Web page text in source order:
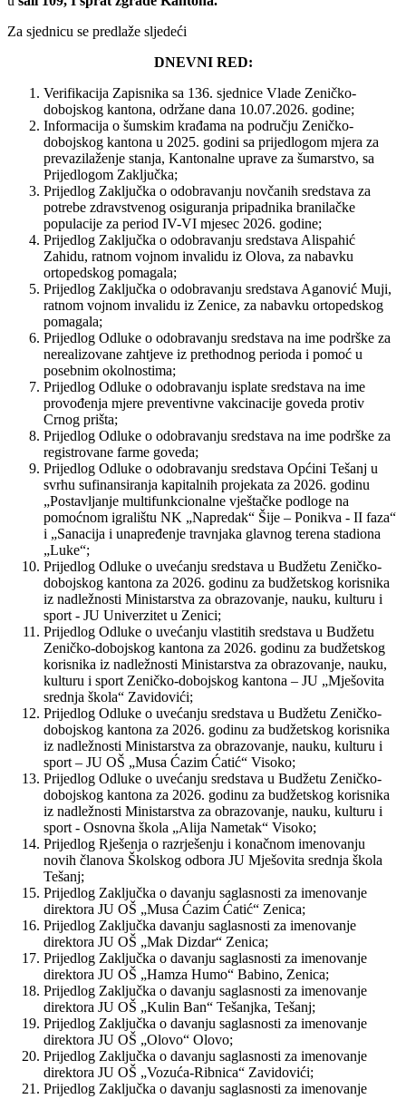
Za sjednicu se predlaže sljedeći
DNEVNI RED:
Verifikacija Zapisnika sa 136. sjednice Vlade Zeničko-
dobojskog kantona, održane dana 10.07.2026. godine;
Informacija o šumskim krađama na području Zeničko-
dobojskog kantona u 2025. godini sa prijedlogom mjera za
prevazilaženje stanja, Kantonalne uprave za šumarstvo, sa
Prijedlogom Zaključka;
Prijedlog Zaključka o odobravanju novčanih sredstava za
potrebe zdravstvenog osiguranja pripadnika branilačke
populacije za period IV-VI mjesec 2026. godine;
Prijedlog Zaključka o odobravanju sredstava Alispahić
Zahidu, ratnom vojnom invalidu iz Olova, za nabavku
ortopedskog pomagala;
Prijedlog Zaključka o odobravanju sredstava Aganović Muji,
ratnom vojnom invalidu iz Zenice, za nabavku ortopedskog
pomagala;
Prijedlog Odluke o odobravanju sredstava na ime podrške za
nerealizovane zahtjeve iz prethodnog perioda i pomoć u
posebnim okolnostima;
Prijedlog Odluke o odobravanju isplate sredstava na ime
provođenja mjere preventivne vakcinacije goveda protiv
Crnog prišta;
Prijedlog Odluke o odobravanju sredstava na ime podrške za
registrovane farme goveda;
Prijedlog Odluke o odobravanju sredstava Općini Tešanj u
svrhu sufinansiranja kapitalnih projekata za 2026. godinu
„Postavljanje multifunkcionalne vještačke podloge na
pomoćnom igralištu NK „Napredak“ Šije – Ponikva - II faza“
i „Sanacija i unapređenje travnjaka glavnog terena stadiona
„Luke“;
Prijedlog Odluke o uvećanju sredstava u Budžetu Zeničko-
dobojskog kantona za 2026. godinu za budžetskog korisnika
iz nadležnosti Ministarstva za obrazovanje, nauku, kulturu i
sport - JU Univerzitet u Zenici;
Prijedlog Odluke o uvećanju vlastitih sredstava u Budžetu
Zeničko-dobojskog kantona za 2026. godinu za budžetskog
korisnika iz nadležnosti Ministarstva za obrazovanje, nauku,
kulturu i sport Zeničko-dobojskog kantona – JU „Mješovita
srednja škola“ Zavidovići;
Prijedlog Odluke o uvećanju sredstava u Budžetu Zeničko-
dobojskog kantona za 2026. godinu za budžetskog korisnika
iz nadležnosti Ministarstva za obrazovanje, nauku, kulturu i
sport – JU OŠ „Musa Ćazim Ćatić“ Visoko;
Prijedlog Odluke o uvećanju sredstava u Budžetu Zeničko-
dobojskog kantona za 2026. godinu za budžetskog korisnika
iz nadležnosti Ministarstva za obrazovanje, nauku, kulturu i
sport - Osnovna škola „Alija Nametak“ Visoko;
Prijedlog Rješenja o razrješenju i konačnom imenovanju
novih članova Školskog odbora JU Mješovita srednja škola
Tešanj;
Prijedlog Zaključka o davanju saglasnosti za imenovanje
direktora JU OŠ „Musa Ćazim Ćatić“ Zenica;
Prijedlog Zaključka davanju saglasnosti za imenovanje
direktora JU OŠ „Mak Dizdar“ Zenica;
Prijedlog Zaključka o davanju saglasnosti za imenovanje
direktora JU OŠ „Hamza Humo“ Babino, Zenica;
Prijedlog Zaključka o davanju saglasnosti za imenovanje
direktora JU OŠ „Kulin Ban“ Tešanjka, Tešanj;
Prijedlog Zaključka o davanju saglasnosti za imenovanje
direktora JU OŠ „Olovo“ Olovo;
Prijedlog Zaključka o davanju saglasnosti za imenovanje
direktora JU OŠ „Vozuća-Ribnica“ Zavidovići;
Prijedlog Zaključka o davanju saglasnosti za imenovanje